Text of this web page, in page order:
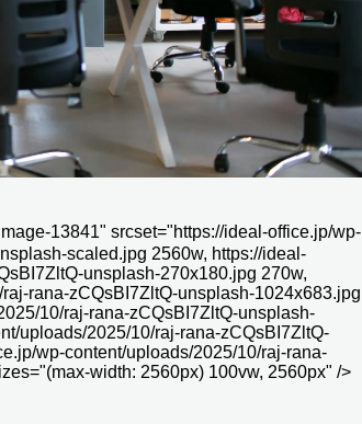
13841" srcset="https://ideal-office.jp/wp-
scaled.jpg 2560w, https://ideal-
unsplash-270x180.jpg 270w,
rana-zCQsBI7ZltQ-unsplash-1024x683.jpg
10/raj-rana-zCQsBI7ZltQ-unsplash-
uploads/2025/10/raj-rana-zCQsBI7ZltQ-
wp-content/uploads/2025/10/raj-rana-
width: 2560px) 100vw, 2560px" />